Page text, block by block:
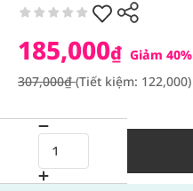
185,000₫ Giảm 40%
307,000₫(Tiết kiệm: 122,000)